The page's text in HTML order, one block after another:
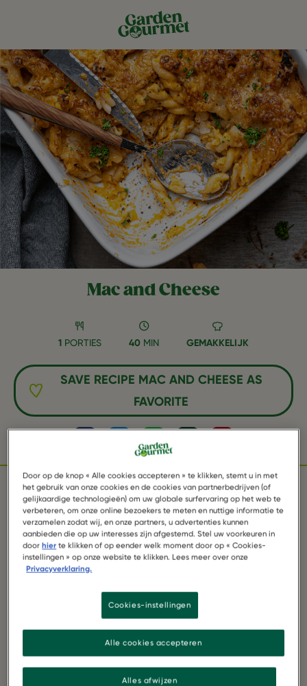
Mac and Cheese
1 PORTIES 40 MIN GEMAKKELIJK
SAVE RECIPE MAC AND CHEESE AS
FAVORITE
INGREDIËNTEN
1 pak Garden Gourmet Filetstukjes
300 g pompoen
1 teentje knoflook
Door op de knop « Alle cookies accepteren » te klikken, stemt u in met
het gebruik van onze cookies en de cookies van partnerbedrijven (of
gelijkaardige technologieën) om uw globale surfervaring op het web te
verbeteren, om onze online bezoekers te meten en nuttige informatie te
verzamelen zodat wij, en onze partners, u advertenties kunnen
aanbieden die op uw interesses zijn afgestemd. Stel uw voorkeuren in
doorhier te klikken of op eender welk moment door op « Cookies-
instellingen » op onze website te klikken. Lees meer over onze
Privacyverklaring.
Cookies-instellingen
Alles afwijzen
Alle cookies accepteren